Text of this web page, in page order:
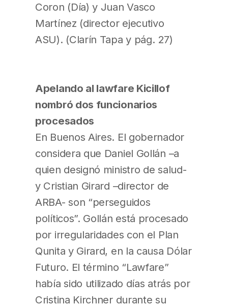
Coron (Día) y Juan Vasco
Martínez (director ejecutivo
ASU). (Clarín Tapa y pág. 27)
Apelando al lawfare Kicillof
nombró dos funcionarios
procesados
En Buenos Aires. El gobernador
considera que Daniel Gollán –a
quien designó ministro de salud-
y Cristian Girard –director de
ARBA- son “perseguidos
políticos”. Gollán está procesado
por irregularidades con el Plan
Qunita y Girard, en la causa Dólar
Futuro. El término “Lawfare”
había sido utilizado días atrás por
Cristina Kirchner​ durante su